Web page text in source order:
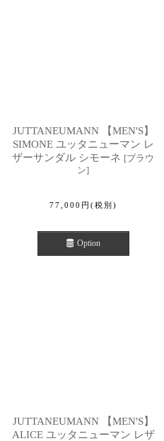
JUTTANEUMANN 【MEN'S】
SIMONE ユッタニューマン レ
ザーサンダル シモーネ [ブラウ
ン]
77,000 円 (税別)
Option
JUTTANEUMANN 【MEN'S】
ALICE ユッタニューマン レザ